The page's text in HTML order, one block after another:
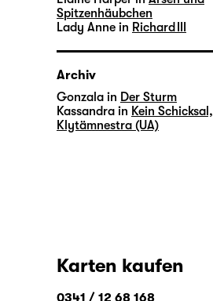
Spitzenhäubchen
Lady Anne in Richard III
Archiv
Gonzala in Der Sturm
Kassandra in Kein Schicksal,
Klytämnestra (UA)
Karten kaufen
0341 / 12 68 168